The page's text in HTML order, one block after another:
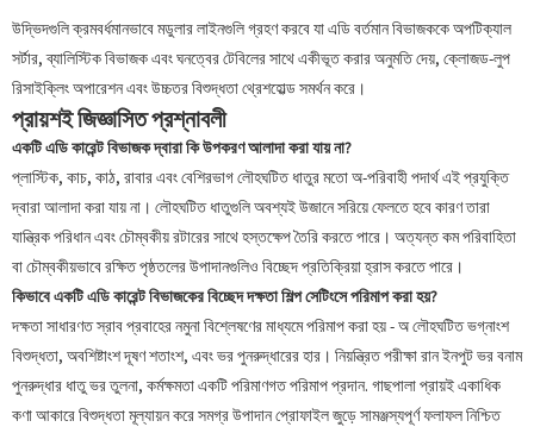
উদ্ভিদগুলি ক্রমবর্ধমানভাবে মডুলার লাইনগুলি গ্রহণ করবে যা এডি বর্তমান বিভাজককে অপটিক্যাল
সর্টার, ব্যালিস্টিক বিভাজক এবং ঘনত্বের টেবিলের সাথে একীভূত করার অনুমতি দেয়, ক্লোজড-লুপ
রিসাইক্লিং অপারেশন এবং উচ্চতর বিশুদ্ধতা থ্রেশহোল্ড সমর্থন করে।
প্রায়শই জিজ্ঞাসিত প্রশ্নাবলী
একটি এডি কারেন্ট বিভাজক দ্বারা কি উপকরণ আলাদা করা যায় না?
প্লাস্টিক, কাচ, কাঠ, রাবার এবং বেশিরভাগ লৌহঘটিত ধাতুর মতো অ-পরিবাহী পদার্থ এই প্রযুক্তি
দ্বারা আলাদা করা যায় না। লৌহঘটিত ধাতুগুলি অবশ্যই উজানে সরিয়ে ফেলতে হবে কারণ তারা
যান্ত্রিক পরিধান এবং চৌম্বকীয় রটারের সাথে হস্তক্ষেপ তৈরি করতে পারে। অত্যন্ত কম পরিবাহিতা
বা চৌম্বকীয়ভাবে রক্ষিত পৃষ্ঠতলের উপাদানগুলিও বিচ্ছেদ প্রতিক্রিয়া হ্রাস করতে পারে।
কিভাবে একটি এডি কারেন্ট বিভাজকের বিচ্ছেদ দক্ষতা শিল্প সেটিংসে পরিমাপ করা হয়?
দক্ষতা সাধারণত স্রাব প্রবাহের নমুনা বিশ্লেষণের মাধ্যমে পরিমাপ করা হয় - অ লৌহঘটিত ভগ্নাংশ
বিশুদ্ধতা, অবশিষ্টাংশ দূষণ শতাংশ, এবং ভর পুনরুদ্ধারের হার। নিয়ন্ত্রিত পরীক্ষা রান ইনপুট ভর বনাম
পুনরুদ্ধার ধাতু ভর তুলনা, কর্মক্ষমতা একটি পরিমাণগত পরিমাপ প্রদান. গাছপালা প্রায়ই একাধিক
কণা আকারে বিশুদ্ধতা মূল্যায়ন করে সমগ্র উপাদান প্রোফাইল জুড়ে সামঞ্জস্যপূর্ণ ফলাফল নিশ্চিত